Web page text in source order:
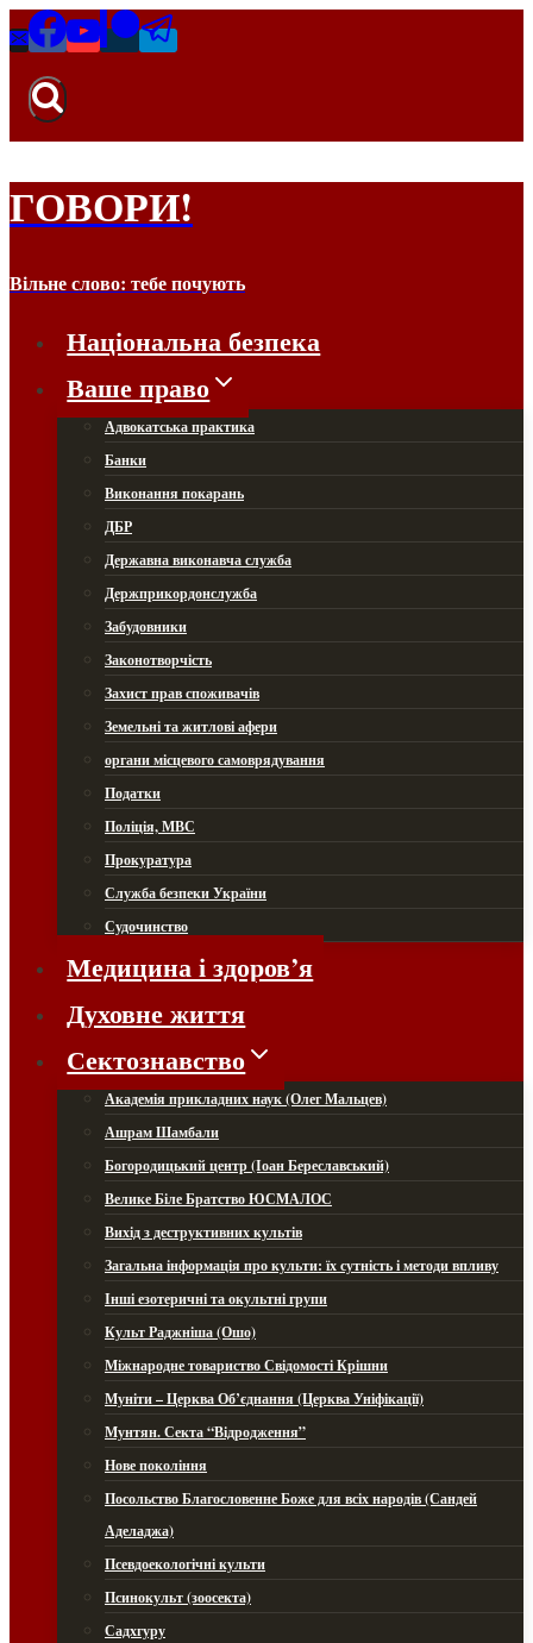
ГОВОРИ!
Вільне слово: тебе почують
Національна безпека
Ваше право
Адвокатська практика
Банки
Виконання покарань
ДБР
Державна виконавча служба
Держприкордонслужба
Забудовники
Законотворчість
Захист прав споживачів
Земельні та житлові афери
органи місцевого самоврядування
Податки
Поліція, МВС
Прокуратура
Служба безпеки України
Судочинство
Медицина і здоров’я
Духовне життя
Сектознавство
Академія прикладних наук (Олег Мальцев)
Ашрам Шамбали
Богородицький центр (Іоан Береславський)
Велике Біле Братство ЮСМАЛОС
Вихід з деструктивних культів
Загальна інформація про культи: їх сутність і методи впливу
Інші езотеричні та окультні групи
Культ Раджніша (Ошо)
Міжнародне товариство Свідомості Крішни
Муніти – Церква Об’єднання (Церква Уніфікації)
Мунтян. Секта “Відродження”
Нове покоління
Посольство Благословенне Боже для всіх народів (Сандей
Аделаджа)
Псевдоекологічні культи
Псинокульт (зоосекта)
Садхгуру